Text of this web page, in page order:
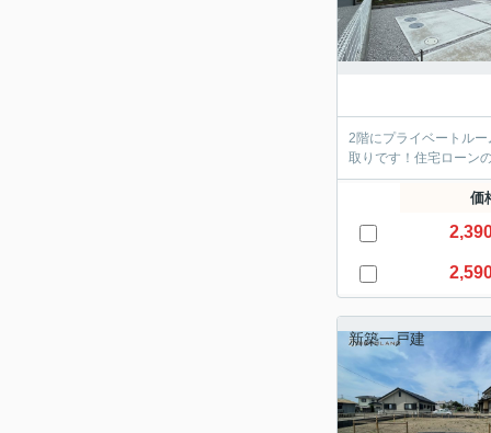
2階にプライベートル
取りです！住宅ローン
価
新築一戸建